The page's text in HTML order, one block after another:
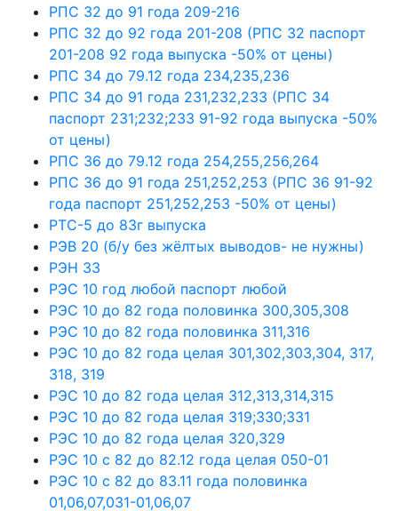
РПС 32 до 91 года 209-216
РПС 32 до 92 года 201-208 (РПС 32 паспорт
201-208 92 года выпуска -50% от цены)
РПС 34 до 79.12 года 234,235,236
РПС 34 до 91 года 231,232,233 (РПС 34
паспорт 231;232;233 91-92 года выпуска -50%
от цены)
РПС 36 до 79.12 года 254,255,256,264
РПС 36 до 91 года 251,252,253 (РПС 36 91-92
года паспорт 251,252,253 -50% от цены)
РТС-5 до 83г выпуска
РЭВ 20 (б/у без жёлтых выводов- не нужны)
РЭН 33
РЭС 10 год любой паспорт любой
РЭС 10 до 82 года половинка 300,305,308
РЭС 10 до 82 года половинка 311,316
РЭС 10 до 82 года целая 301,302,303,304, 317,
318, 319
РЭС 10 до 82 года целая 312,313,314,315
РЭС 10 до 82 года целая 319;330;331
РЭС 10 до 82 года целая 320,329
РЭС 10 с 82 до 82.12 года целая 050-01
РЭС 10 с 82 до 83.11 года половинка
01,06,07,031-01,06,07